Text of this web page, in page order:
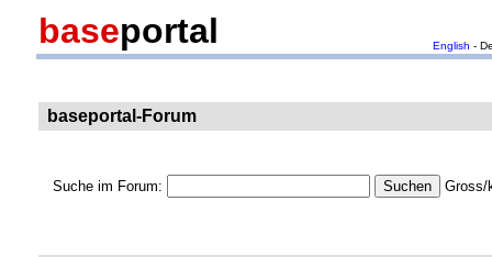
baseportal English -
baseportal-Forum
Suche im Forum: Gross/